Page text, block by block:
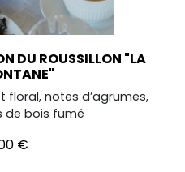
DU ROUSSILLON "LA
floral, notes d’agrumes,
de bois fumé
€